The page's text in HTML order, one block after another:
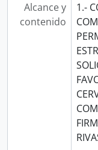
Alcance y
contenido
1.-